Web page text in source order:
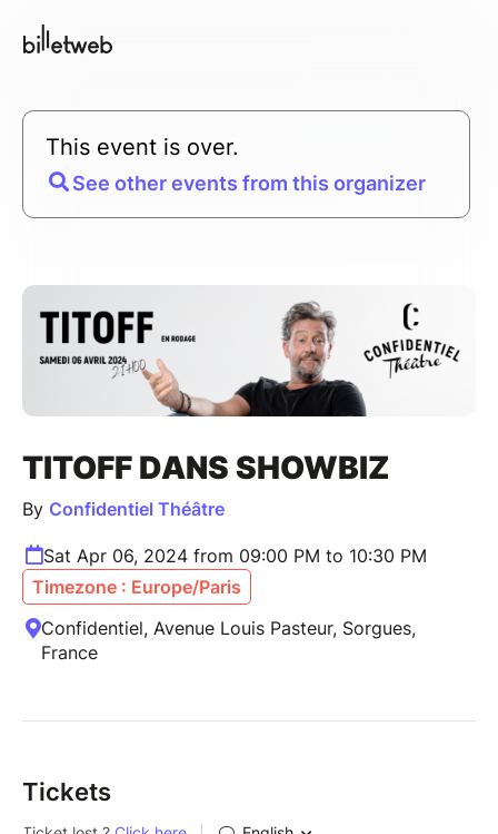
This event is over.
See other events from this organizer
TITOFF DANS SHOWBIZ
By Confidentiel Théâtre
Sat Apr 06, 2024 from 09:00 PM to 10:30 PM
Timezone : Europe/Paris
Confidentiel, Avenue Louis Pasteur, Sorgues,
France
Tickets